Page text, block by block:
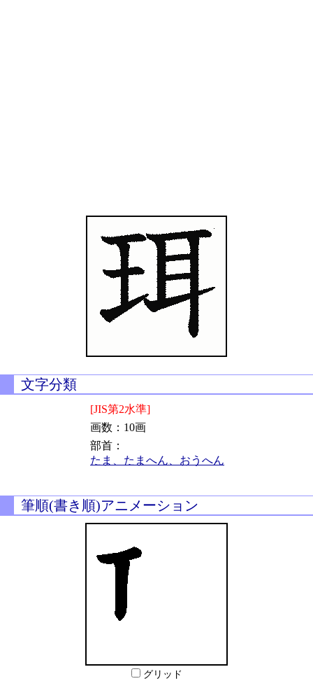
文字分類
[JIS第2水準]
画数：10画
部首：
たま、たまへん、おうへん
筆順(書き順)アニメーション
グリッド